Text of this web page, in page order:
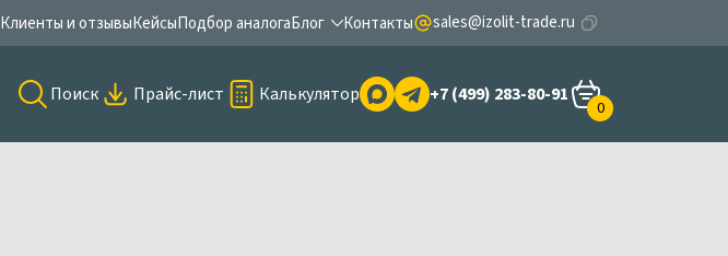
Клиенты и отзывыКейсыПодбор аналогаБлог Контакты sales@izolit-trade.ru
Поиск Прайс-лист Калькулятор +7 (499) 283-80-91
0